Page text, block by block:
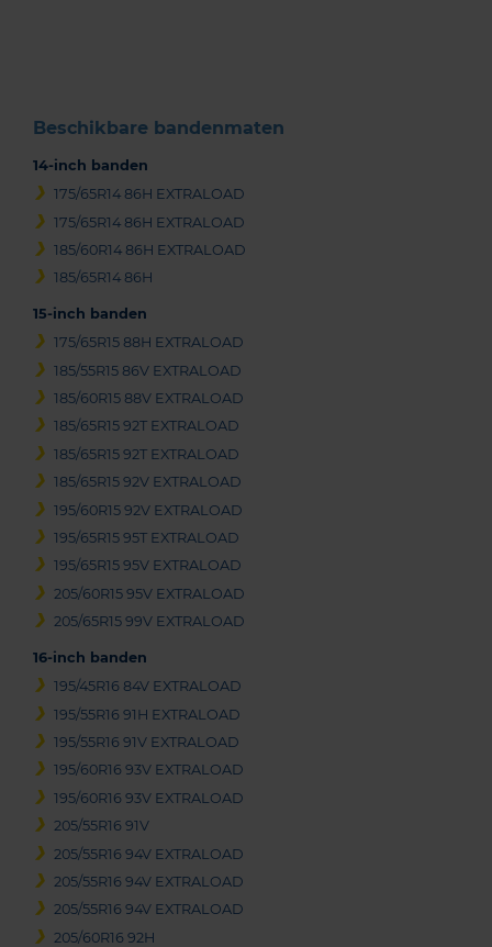
Beschikbare bandenmaten
14-inch banden
175/65R14 86H EXTRALOAD
175/65R14 86H EXTRALOAD
185/60R14 86H EXTRALOAD
185/65R14 86H
15-inch banden
175/65R15 88H EXTRALOAD
185/55R15 86V EXTRALOAD
185/60R15 88V EXTRALOAD
185/65R15 92T EXTRALOAD
185/65R15 92T EXTRALOAD
185/65R15 92V EXTRALOAD
195/60R15 92V EXTRALOAD
195/65R15 95T EXTRALOAD
195/65R15 95V EXTRALOAD
205/60R15 95V EXTRALOAD
205/65R15 99V EXTRALOAD
16-inch banden
195/45R16 84V EXTRALOAD
195/55R16 91H EXTRALOAD
195/55R16 91V EXTRALOAD
195/60R16 93V EXTRALOAD
195/60R16 93V EXTRALOAD
205/55R16 91V
205/55R16 94V EXTRALOAD
205/55R16 94V EXTRALOAD
205/55R16 94V EXTRALOAD
205/60R16 92H